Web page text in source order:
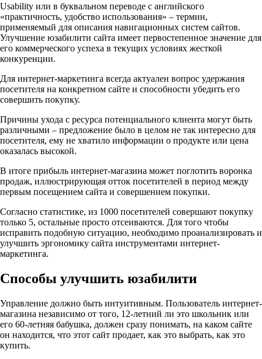
Usability или в буквальном переводе с английского
«практичность, удобство использования» – термин,
применяемый для описания навигационных систем сайтов.
Улучшение юзабилити сайта имеет первостепенное значение для
его коммерческого успеха в текущих условиях жесткой
конкуренции.
Для интернет-маркетинга всегда актуален вопрос удержания
посетителя на конкретном сайте и способности убедить его
совершить покупку.
Причины ухода с ресурса потенциального клиента могут быть
различными – предложение было в целом не так интересно для
посетителя, ему не хватило информации о продукте или цена
оказалась высокой.
В итоге прибыль интернет-магазина может поглотить воронка
продаж, иллюстрирующая отток посетителей в период между
первым посещением сайта и совершением покупки.
Согласно статистике, из 1000 посетителей совершают покупку
только 5, остальные просто отсеиваются. Для того чтобы
исправить подобную ситуацию, необходимо проанализировать и
улучшить эргономику сайта инструментами интернет-
маркетинга.
Способы улучшить юзабилити
Управление должно быть интуитивным. Пользователь интернет-
магазина независимо от того, 12-летний ли это школьник или
его 60-летняя бабушка, должен сразу понимать, на каком сайте
он находится, что этот сайт продает, как это выбрать, как это
купить.